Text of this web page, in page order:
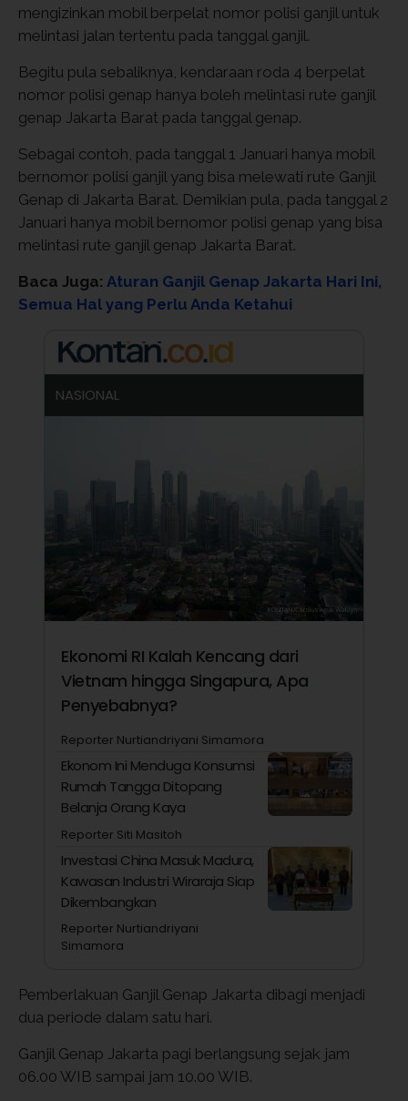
mengizinkan mobil berpelat nomor polisi ganjil untuk
melintasi jalan tertentu pada tanggal ganjil.
Begitu pula sebaliknya, kendaraan roda 4 berpelat
nomor polisi genap hanya boleh melintasi rute ganjil
genap Jakarta Barat pada tanggal genap.
Sebagai contoh, pada tanggal 1 Januari hanya mobil
bernomor polisi ganjil yang bisa melewati rute Ganjil
Genap di Jakarta Barat. Demikian pula, pada tanggal 2
Januari hanya mobil bernomor polisi genap yang bisa
melintasi rute ganjil genap Jakarta Barat.
Baca Juga: Aturan Ganjil Genap Jakarta Hari Ini,
Semua Hal yang Perlu Anda Ketahui
NASIONAL
Ekonomi RI Kalah Kencang dari
Vietnam hingga Singapura, Apa
Penyebabnya?
Reporter Nurtiandriyani Simamora
Ekonom Ini Menduga Konsumsi
Rumah Tangga Ditopang
Belanja Orang Kaya
Reporter Siti Masitoh
Investasi China Masuk Madura,
Kawasan Industri Wiraraja Siap
Dikembangkan
Reporter Nurtiandriyani
Simamora
Pemberlakuan Ganjil Genap Jakarta dibagi menjadi
dua periode dalam satu hari.
Ganjil Genap Jakarta pagi berlangsung sejak jam
06.00 WIB sampai jam 10.00 WIB.